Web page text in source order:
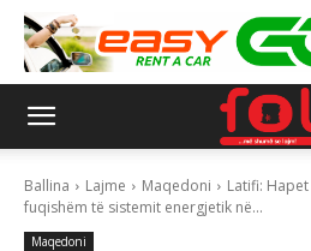
Ballina Lajme Maqedoni
Latifi:
fuqishëm të sistemit energjetik në...
Maqedoni